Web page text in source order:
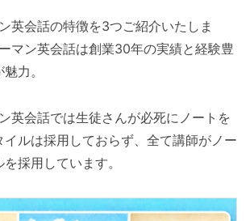
英会話の特徴を3つご紹介いたしま
マン英会話は創業30年の実績と経験豊
力。
英会話では生徒さんが必死にノートを
ルは採用しておらず、全て講師がノー
採用しています。